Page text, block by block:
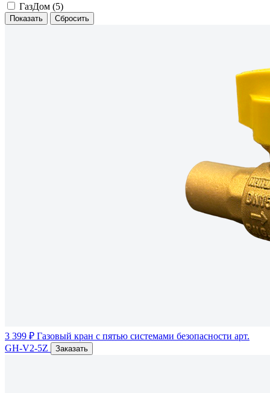
ГазДом (5)
3 399 ₽ Газовый кран с пятью системами безопасности арт.
GH-V2-5Z
Заказать